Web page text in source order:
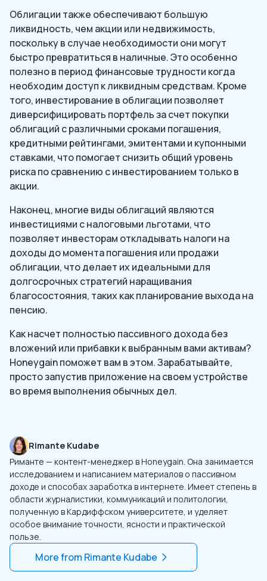
Облигации также обеспечивают большую
ликвидность, чем акции или недвижимость,
поскольку в случае необходимости они могут
быстро превратиться в наличные. Это особенно
полезно в период финансовые трудности когда
необходим доступ к ликвидным средствам. Кроме
того, инвестирование в облигации позволяет
диверсифицировать портфель за счет покупки
облигаций с различными сроками погашения,
кредитными рейтингами, эмитентами и купонными
ставками, что помогает снизить общий уровень
риска по сравнению с инвестированием только в
акции.
Наконец, многие виды облигаций являются
инвестициями с налоговыми льготами, что
позволяет инвесторам откладывать налоги на
доходы до момента погашения или продажи
облигации, что делает их идеальными для
долгосрочных стратегий наращивания
благосостояния, таких как планирование выхода на
пенсию.
Как насчет полностью пассивного дохода без
вложений или прибавки к выбранным вами активам?
Honeygain поможет вам в этом. Зарабатывайте,
просто запустив приложение на своем устройстве
во время выполнения обычных дел.
Rimante Kudabe
Риманте — контент-менеджер в Honeygain. Она занимается
исследованием и написанием материалов о пассивном
доходе и способах заработка в интернете. Имеет степень в
области журналистики, коммуникаций и политологии,
полученную в Кардиффском университете, и уделяет
особое внимание точности, ясности и практической
пользе.
More from Rimante Kudabe